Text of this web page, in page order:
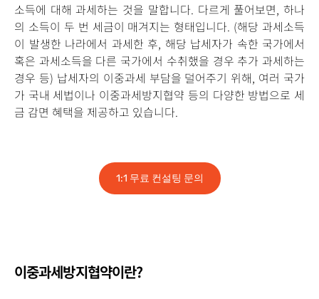
소득에 대해 과세하는 것을 말합니다. 다르게 풀어보면, 하나
의 소득이 두 번 세금이 매겨지는 형태입니다. (해당 과세소득
이 발생한 나라에서 과세한 후, 해당 납세자가 속한 국가에서
혹은 과세소득을 다른 국가에서 수취했을 경우 추가 과세하는
경우 등) 납세자의 이중과세 부담을 덜어주기 위해, 여러 국가
가 국내 세법이나 이중과세방지협약 등의 다양한 방법으로 세
금 감면 혜택을 제공하고 있습니다.
1:1 무료 컨설팅 문의
이중과세방지협약이란?